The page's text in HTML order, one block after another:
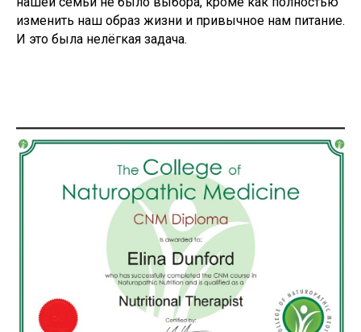
изменить наш образ жизни и привычное нам питание.
И это была нелёгкая задача.